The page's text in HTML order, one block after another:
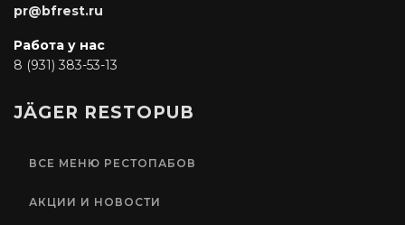
pr@bfrest.ru
Работа у нас
8 (931) 383-53-13
JÄGER RESTOPUB
ВСЕ МЕНЮ РЕСТОПАБОВ
АКЦИИ И НОВОСТИ